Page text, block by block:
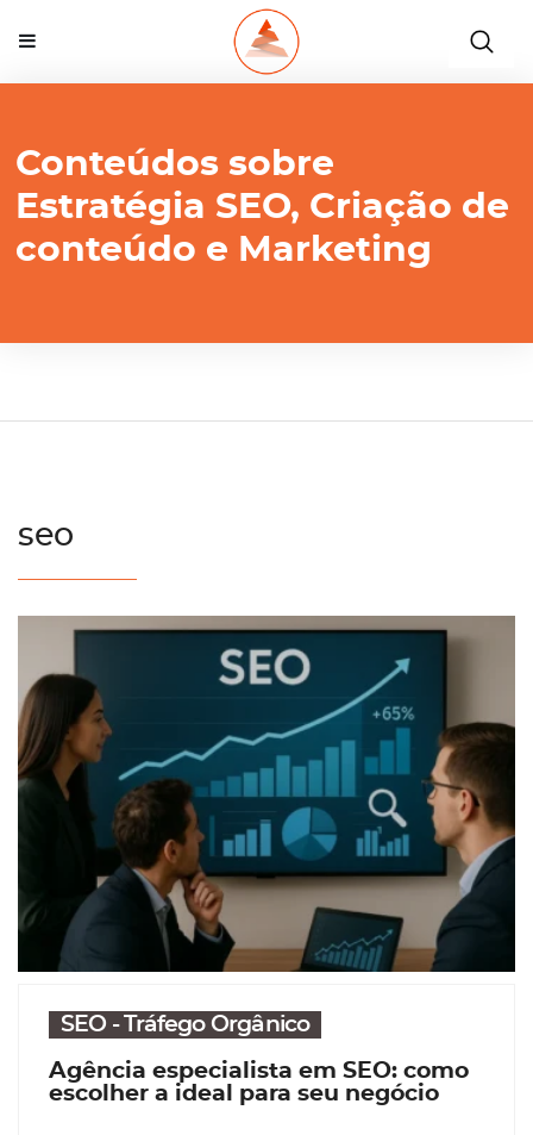
Conteúdos sobre
Estratégia SEO, Criação de
conteúdo e Marketing
seo
SEO - Tráfego Orgânico
Agência especialista em SEO: como
escolher a ideal para seu negócio